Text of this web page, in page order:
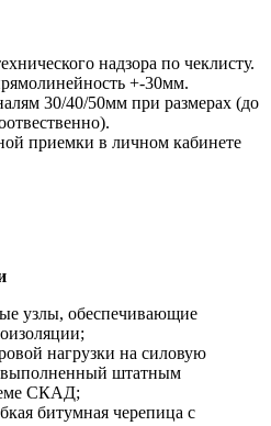
надзора по чеклисту.
+-30мм.
30/40/50мм при размерах (до
приемки в личном кабинете
узлы, обеспечивающие
нагрузки на силовую
штатным
СКАД;
битумная черепица с